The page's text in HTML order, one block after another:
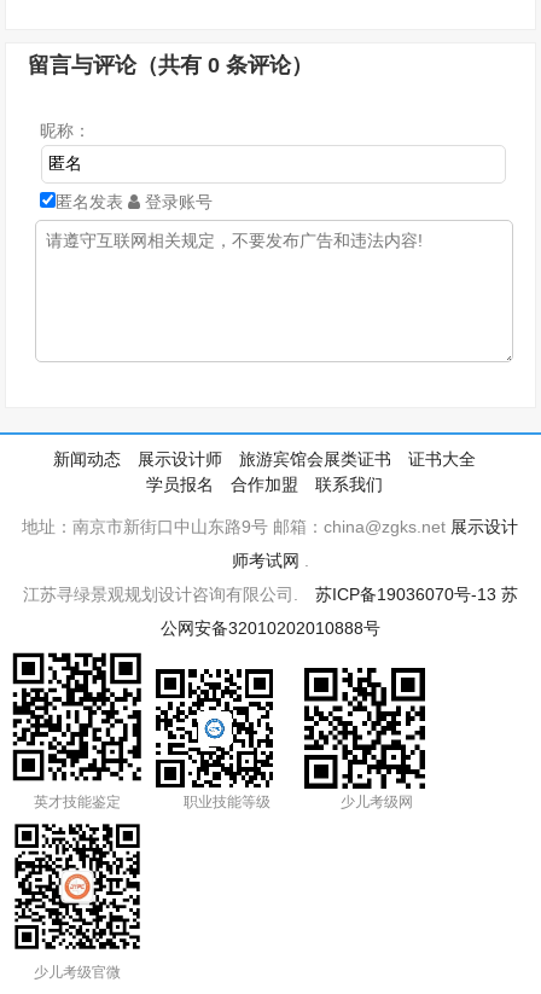
留言与评论（共有0 条评论）
昵称：
匿名发表 登录账号
新闻动态 展示设计师 旅游宾馆会展类证书
证书大全
学员报名
合作加盟 联系我们
地址：南京市新街口中山东路9号 邮箱：china@zgks.net 展示设计
师考试网
江苏寻绿景观规划设计咨询有限公司. 苏ICP备19036070号-13 苏
公网安备32010202010888号
英才技能鉴定 职业技能等级 少儿考级网
少儿考级官微